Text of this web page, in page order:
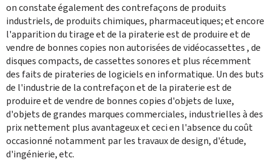
on constate également des contrefaçons de produits
industriels, de produits chimiques, pharmaceutiques; et encore
l'apparition du tirage et de la piraterie est de produire et de
vendre de bonnes copies non autorisées de vidéocassettes , de
disques compacts, de cassettes sonores et plus récemment
des faits de pirateries de logiciels en informatique. Un des buts
de l'industrie de la contrefaçon et de la piraterie est de
produire et de vendre de bonnes copies d'objets de luxe,
d'objets de grandes marques commerciales, industrielles à des
prix nettement plus avantageux et ceci en l'absence du coût
occasionné notamment par les travaux de design, d'étude,
d'ingénierie, etc.